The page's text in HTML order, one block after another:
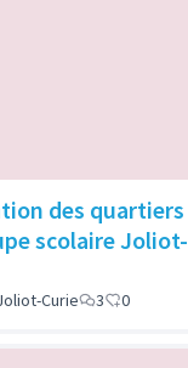
des quartiers
scolaire Joliot-
Curie 3 0